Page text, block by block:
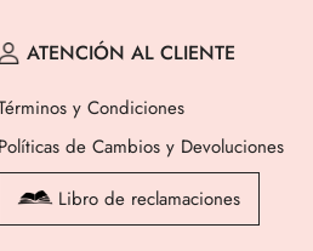
ATENCIÓN AL CLIENTE
y Condiciones
Políticas de Cambios y Devoluciones
Libro de reclamaciones